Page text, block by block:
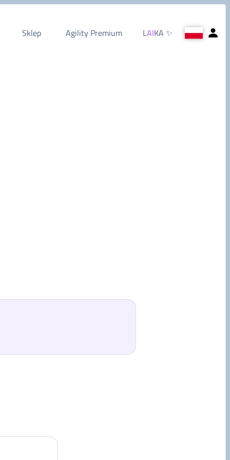
Sklep Agility Premium LAIKA ✨